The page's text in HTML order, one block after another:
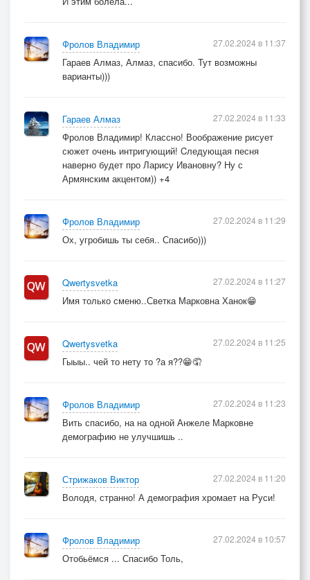
Фролов Владимир
Гараев Алмаз, Алмаз, спасибо. Тут возможны
варианты)))
27.02.2024 в 11:37
Гараев Алмаз
Фролов Владимир! Классно! Воображение рисует
сюжет очень интригующий! Cледующая песня
наверно будет про Ларису Ивановну? Ну с
Армянским акцентом)) +4
27.02.2024 в 11:33
Фролов Владимир
Ох, угробишь ты себя.. Спасибо)))
27.02.2024 в 11:29
Qwertysvetka
Имя только сменю..Светка Марковна Ханок😁
27.02.2024 в 11:27
Qwertysvetka
Гыыы.. чей то нету то ?а я??😁🤦
27.02.2024 в 11:25
Фролов Владимир
Вить спасибо, на на одной Анжеле Марковне
демографию не улучшишь ..
27.02.2024 в 11:23
Стрижаков Виктор
Володя, странно! А демография хромает на Руси!
27.02.2024 в 11:20
Фролов Владимир
Отобьёмся ... Спасибо Толь,
27.02.2024 в 10:57